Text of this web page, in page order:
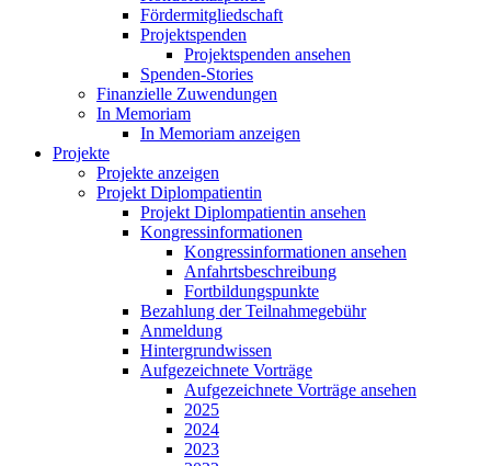
Fördermitgliedschaft
Projektspenden
Projektspenden ansehen
Spenden-Stories
Finanzielle Zuwendungen
In Memoriam
In Memoriam anzeigen
Projekte
Projekte anzeigen
Projekt Diplompatientin
Projekt Diplompatientin ansehen
Kongressinformationen
Kongressinformationen ansehen
Anfahrtsbeschreibung
Fortbildungspunkte
Bezahlung der Teilnahmegebühr
Anmeldung
Hintergrundwissen
Aufgezeichnete Vorträge
Aufgezeichnete Vorträge ansehen
2025
2024
2023